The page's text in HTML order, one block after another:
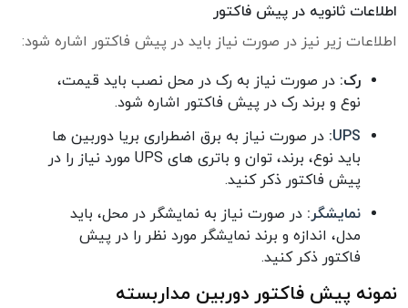
اطلاعات ثانویه در پیش فاکتور
اطلاعات زیر نیز در صورت نیاز باید در پیش فاکتور اشاره شود:
رک: در صورت نیاز به رک در محل نصب باید قیمت،
نوع و برند رک در پیش فاکتور اشاره شود.
UPS
: در صورت نیاز به برق اضطراری بریا دوربین ها
باید نوع، برند، توان و باتری های UPS مورد نیاز را در
پیش فاکتور ذکر کنید.
نمایشگر: در صورت نیاز به نمایشگر در محل، باید
مدل، اندازه و برند نمایشگر مورد نظر را در پیش
فاکتور ذکر کنید.
نمونه پیش فاکتور دوربین مداربسته